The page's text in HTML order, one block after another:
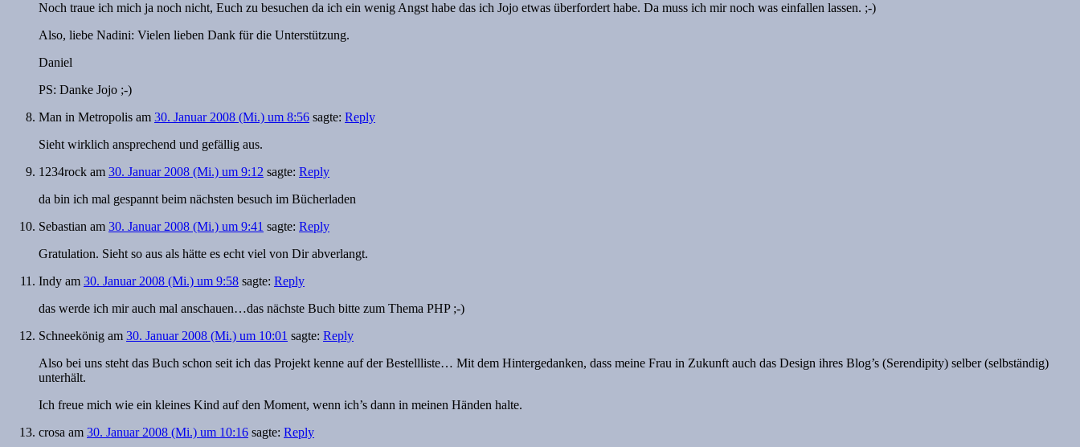
Noch traue ich mich ja noch nicht, Euch zu besuchen da ich ein wenig Angst habe das ich Jojo etwas überfordert habe. Da muss ich mir noch was einfallen lassen. ;-)
Also, liebe Nadini: Vielen lieben Dank für die Unterstützung.
Daniel
PS: Danke Jojo ;-)
Man in Metropolis am 30. Januar 2008 (Mi.) um 8:56 sagte: Reply
Sieht wirklich ansprechend und gefällig aus.
1234rock am 30. Januar 2008 (Mi.) um 9:12 sagte: Reply
da bin ich mal gespannt beim nächsten besuch im Bücherladen
Sebastian am 30. Januar 2008 (Mi.) um 9:41 sagte: Reply
Gratulation. Sieht so aus als hätte es echt viel von Dir abverlangt.
Indy am 30. Januar 2008 (Mi.) um 9:58 sagte: Reply
das werde ich mir auch mal anschauen…das nächste Buch bitte zum Thema PHP ;-)
Schneekönig am 30. Januar 2008 (Mi.) um 10:01 sagte: Reply
Also bei uns steht das Buch schon seit ich das Projekt kenne auf der Bestellliste… Mit dem Hintergedanken, dass meine Frau in Zukunft auch das Design ihres Blog’s (Serendipity) selber (selbständig)
unterhält.
Ich freue mich wie ein kleines Kind auf den Moment, wenn ich’s dann in meinen Händen halte.
crosa am 30. Januar 2008 (Mi.) um 10:16 sagte: Reply